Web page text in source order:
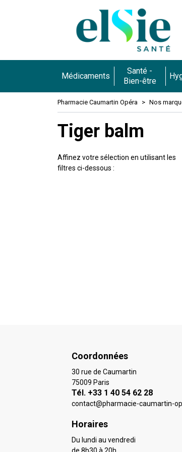
Médicaments
Santé -
Bien-être
Pharmacie Caumartin Opéra Nos
Tiger balm
Affinez votre sélection en utilisant les
filtres ci-dessous :
Coordonnées
30 rue de Caumartin
75009 Paris
Tél. +33 1 40 54 62 28
contact@pharmacie-caumartin-
Horaires
Du lundi au vendredi
de 8h30 à 20h